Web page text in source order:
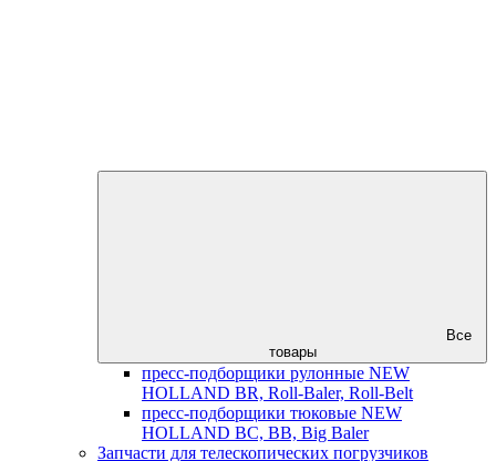
Все
товары
пресс-подборщики рулонные NEW
HOLLAND BR, Roll-Baler, Roll-Belt
пресс-подборщики тюковые NEW
HOLLAND BC, BB, Big Baler
Запчасти для телескопических погрузчиков